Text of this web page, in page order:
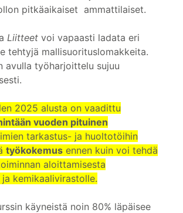
pitkäaikaiset ammattilaiset.
Liitteet voi vapaasti ladata eri
tehtyjä mallisuorituslomakkeita.
avulla työharjoittelu sujuu
2025 alusta on vaadittu
vuoden pituinen
tarkastus- ja huoltotöihin
työkokemus ennen kuin voi tehdä
aloittamisesta
kemikaalivirastolle.
käyneistä noin 80% läpäisee